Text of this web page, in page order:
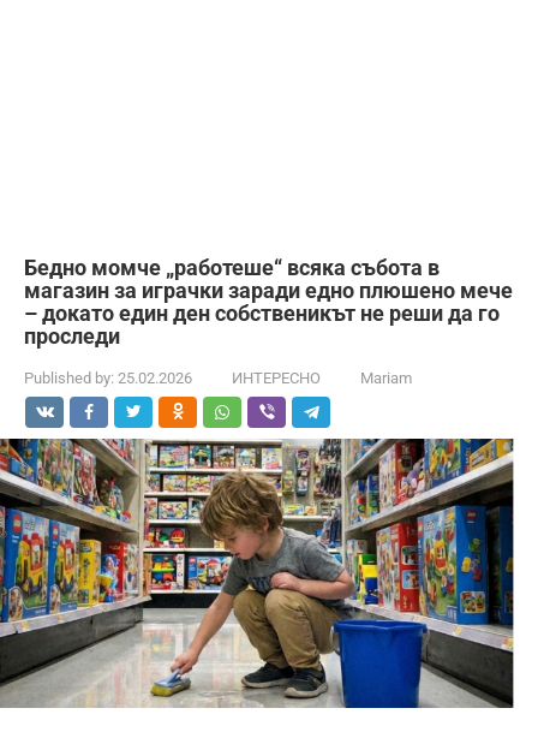
Бедно момче „работеше“ всяка събота в
магазин за играчки заради едно плюшено мече
– докато един ден собственикът не реши да го
проследи
Published by: 25.02.2026 ИНТЕРЕСНО Mariam